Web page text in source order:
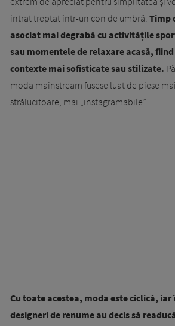
intrat treptat într-un con de umbră. Timp
asociat mai degrabă cu activitățile
sau momentele de relaxare acasă,
contexte mai sofisticate sau stilizate.
moda mainstream fusese luat de piese
strălucitoare, mai „instagramabile”.
Cu toate acestea, moda este ciclică,
designeri de renume au decis să